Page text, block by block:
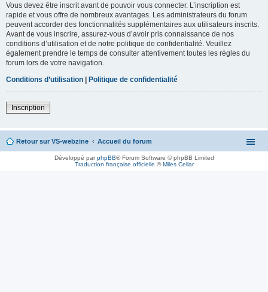
Vous devez être inscrit avant de pouvoir vous connecter. L’inscription est
rapide et vous offre de nombreux avantages. Les administrateurs du forum
peuvent accorder des fonctionnalités supplémentaires aux utilisateurs inscrits.
Avant de vous inscrire, assurez-vous d’avoir pris connaissance de nos
conditions d’utilisation et de notre politique de confidentialité. Veuillez
également prendre le temps de consulter attentivement toutes les règles du
forum lors de votre navigation.
Conditions d’utilisation | Politique de confidentialité
Inscription
Retour sur VS-webzine Accueil du forum
Développé parphpBB® Forum Software © phpBB Limited
Traduction française officielle ©Miles Cellar